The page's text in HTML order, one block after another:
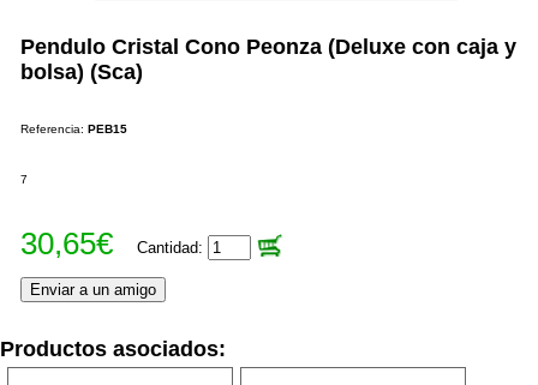
Pendulo Cristal Cono Peonza (Deluxe con caja y
bolsa) (Sca)
Referencia:PEB15
7
30,65€ Cantidad:
Productos asociados: